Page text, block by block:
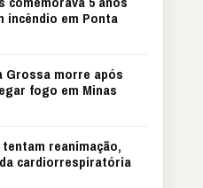
incêndio em Ponta
morre após
fogo em Minas
reanimação,
cardiorrespiratória